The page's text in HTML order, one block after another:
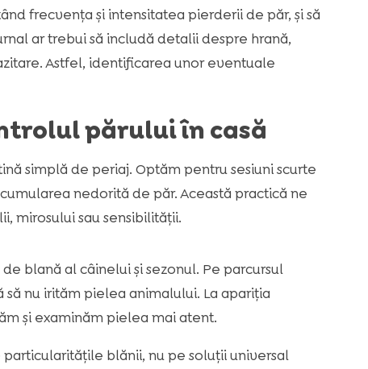
frecvența și intensitatea pierderii de păr, și să
ar trebui să includă detalii despre hrană,
Astfel, identificarea unor eventuale
părului în casă
simplă de periaj. Optăm pentru sesiuni scurte
nedorită de păr. Această practică ne
mirosului sau sensibilității.
blană al câinelui și sezonul. Pe parcursul
nu irităm pielea animalului. La apariția
și examinăm pielea mai atent.
blănii, nu pe soluții universal